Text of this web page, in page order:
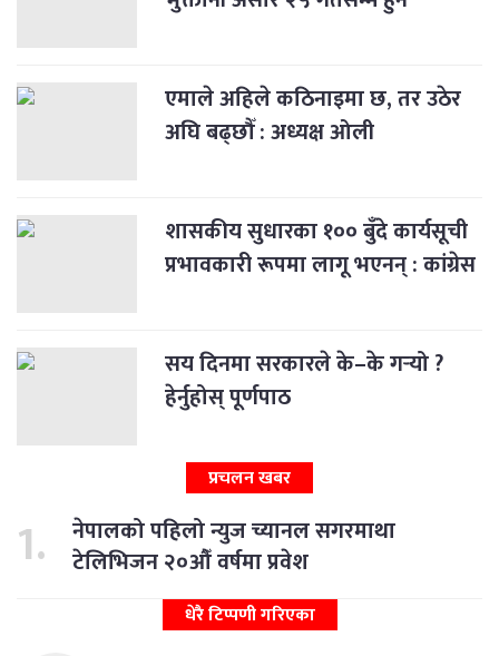
एमाले अहिले कठिनाइमा छ, तर उठेर
अघि बढ्छौँ : अध्यक्ष ओली
शासकीय सुधारका १०० बुँदे कार्यसूची
प्रभावकारी रूपमा लागू भएनन् : कांग्रेस
सय दिनमा सरकारले के–के गर्‍यो ?
हेर्नुहोस् पूर्णपाठ
प्रचलन खबर
नेपालको पहिलो न्युज च्यानल सगरमाथा
टेलिभिजन २०औँ वर्षमा प्रवेश
धेरै टिप्पणी गरिएका